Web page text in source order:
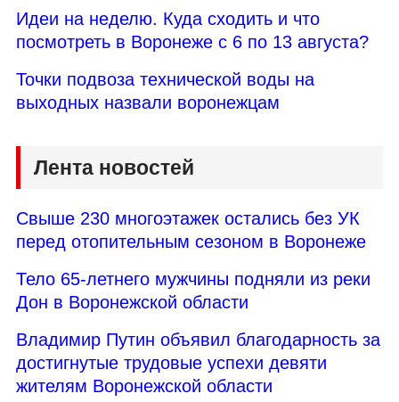
Идеи на неделю. Куда сходить и что
посмотреть в Воронеже с 6 по 13 августа?
Точки подвоза технической воды на
выходных назвали воронежцам
Лента новостей
Свыше 230 многоэтажек остались без УК
перед отопительным сезоном в Воронеже
Тело 65-летнего мужчины подняли из реки
Дон в Воронежской области
Владимир Путин объявил благодарность за
достигнутые трудовые успехи девяти
жителям Воронежской области